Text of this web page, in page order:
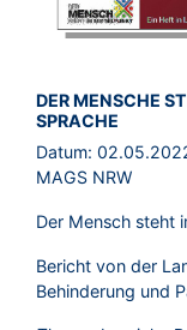
BROSCHÜRE:
DER MENSCHE
SPRACHE
Datum:
MAGS NRW
Der Mensch steht
Bericht von der
Behinderung und